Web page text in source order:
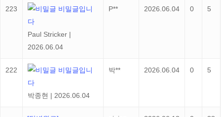
223
비밀글입니
다
Paul Stricker |
2026.06.04
P** 2026.06.04 0 5
222
비밀글입니
다
박종현 | 2026.06.04
박** 2026.06.04 0 5